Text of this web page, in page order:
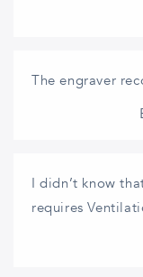
The engraver
I didn’t know
requires